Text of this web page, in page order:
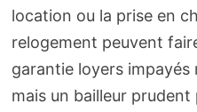
location ou la prise en
relogement peuvent
garantie loyers impayés
mais un bailleur